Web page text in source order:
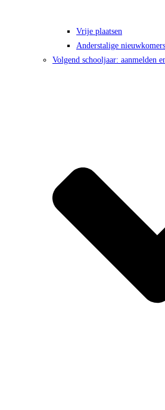
Vrije plaatsen
Anderstalige nieuwkomers
Volgend schooljaar: aanmelden